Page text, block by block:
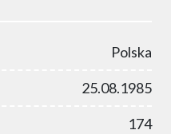
Polska
25.08.1985
174